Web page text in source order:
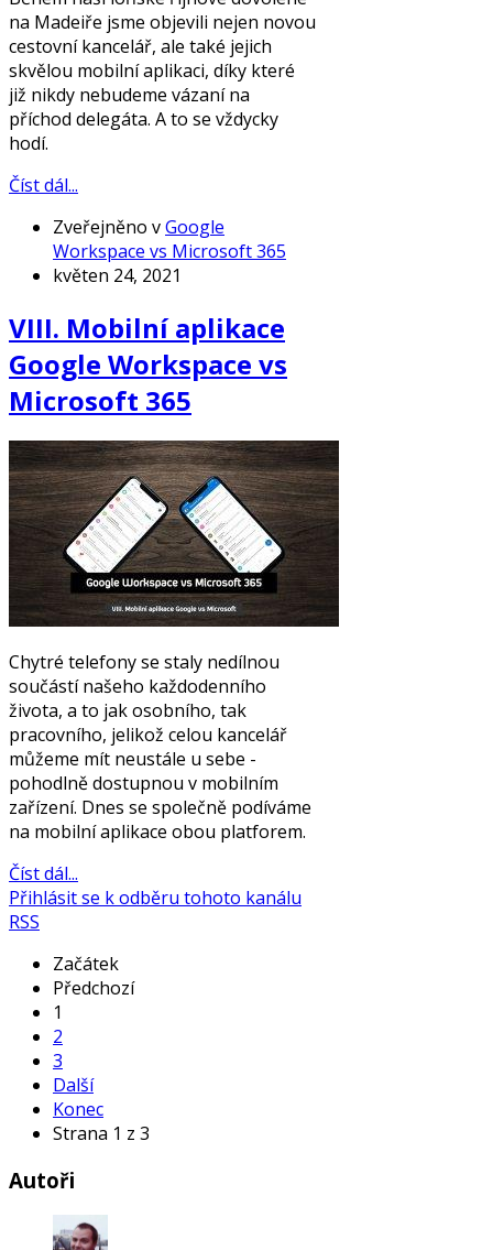
na Madeiře jsme objevili nejen novou
cestovní kancelář, ale také jejich
skvělou mobilní aplikaci, díky které
již nikdy nebudeme vázaní na
příchod delegáta. A to se vždycky
hodí.
Číst dál...
Zveřejněno vGoogle
Workspace vs Microsoft 365
květen 24, 2021
VIII. Mobilní aplikace
Google Workspace vs
Microsoft 365
Chytré telefony se staly nedílnou
součástí našeho každodenního
života, a to jak osobního, tak
pracovního, jelikož celou kancelář
můžeme mít neustále u sebe -
pohodlně dostupnou v mobilním
zařízení. Dnes se společně podíváme
na mobilní aplikace obou platforem.
Číst dál...
Přihlásit se k odběru tohoto kanálu
RSS
Začátek
Předchozí
1
2
3
Další
Konec
Strana 1 z 3
Autoři